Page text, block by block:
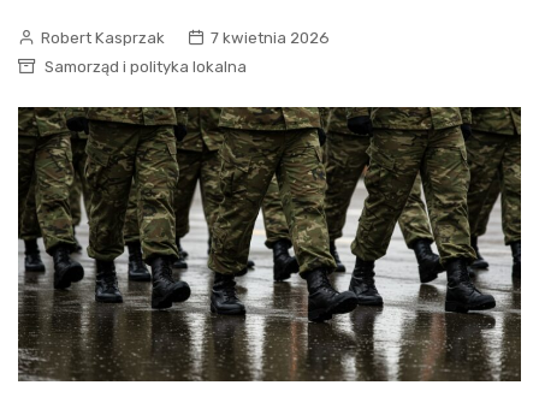
Robert Kasprzak
7 kwietnia 2026
Samorząd i polityka lokalna